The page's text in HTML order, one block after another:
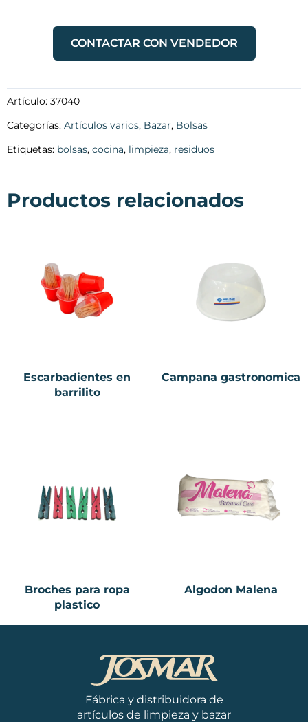
CONTACTAR CON VENDEDOR
Artículo: 37040
Categorías: Artículos varios, Bazar, Bolsas
Etiquetas: bolsas, cocina, limpieza, residuos
Productos relacionados
Escarbadientes en
barrilito
Campana gastronomica
Broches para ropa
plastico
Algodon Malena
Fábrica y distribuidora de
artículos de limpieza y bazar